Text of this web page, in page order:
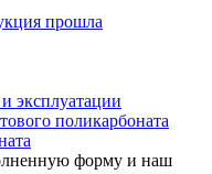
прошла
эксплуатации
поликарбоната
форму и наш